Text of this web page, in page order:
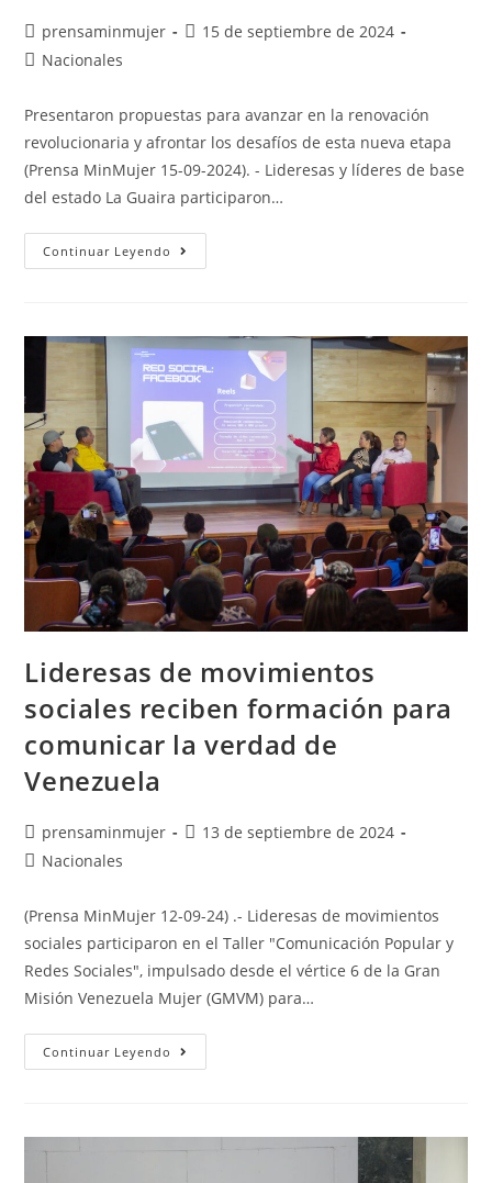
prensaminmujer
15 de septiembre de 2024
Nacionales
Presentaron propuestas para avanzar en la renovación
revolucionaria y afrontar los desafíos de esta nueva etapa
(Prensa MinMujer 15-09-2024). - Lideresas y líderes de base
del estado La Guaira participaron…
Continuar Leyendo
Lideresas de movimientos
sociales reciben formación para
comunicar la verdad de
Venezuela
prensaminmujer
13 de septiembre de 2024
Nacionales
(Prensa MinMujer 12-09-24) .- Lideresas de movimientos
sociales participaron en el Taller "Comunicación Popular y
Redes Sociales", impulsado desde el vértice 6 de la Gran
Misión Venezuela Mujer (GMVM) para…
Continuar Leyendo